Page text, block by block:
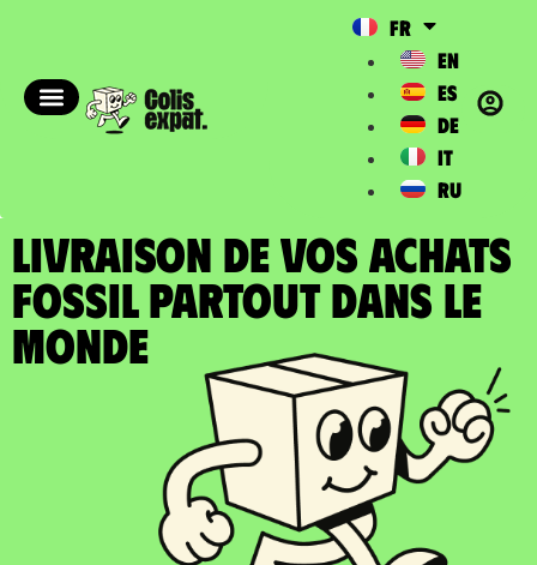
FR
EN
ES
DE
IT
RU
LIVRAISON DE VOS ACHATS
FOSSIL partout dans le
Monde